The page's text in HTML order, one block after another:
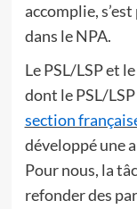
accomplie,
dans le NPA.
Le PSL/LSP et
dont le PSL/
section
développé une
Pour nous, la
refonder des